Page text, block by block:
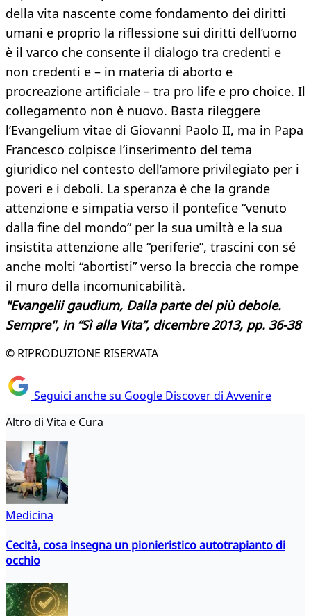
della vita nascente come fondamento dei diritti
umani e proprio la riflessione sui diritti dell’uomo
è il varco che consente il dialogo tra credenti e
non credenti e – in materia di aborto e
procreazione artificiale – tra pro life e pro choice. Il
collegamento non è nuovo. Basta rileggere
l’Evangelium vitae di Giovanni Paolo II, ma in Papa
Francesco colpisce l’inserimento del tema
giuridico nel contesto dell’amore privilegiato per i
poveri e i deboli. La speranza è che la grande
attenzione e simpatia verso il pontefice “venuto
dalla fine del mondo” per la sua umiltà e la sua
insistita attenzione alle “periferie”, trascini con sé
anche molti “abortisti” verso la breccia che rompe
il muro della incomunicabilità.
"Evangelii gaudium, Dalla parte del più debole.
Sempre", in “Sì alla Vita”, dicembre 2013, pp. 36-38
© RIPRODUZIONE RISERVATA
Seguici anche su Google Discover di Avvenire
Altro di Vita e Cura
Medicina
Cecità, cosa insegna un pionieristico autotrapianto di
occhio